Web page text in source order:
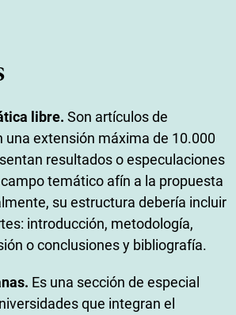
libre. Son artículos de
una extensión máxima de 10.000
resultados o especulaciones
temático afín a la propuesta
su estructura debería incluir
introducción, metodología,
o conclusiones y bibliografía.
Es una sección de especial
que integran el